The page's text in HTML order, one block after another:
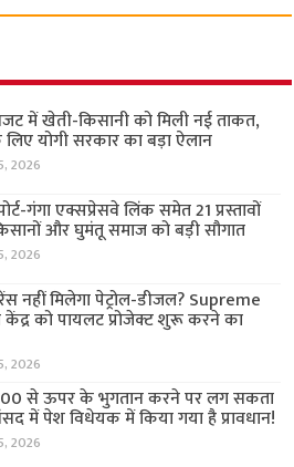
में खेती-किसानी को मिली नई ताकत,
योगी सरकार का बड़ा ऐलान
2026
गंगा एक्सप्रेसवे लिंक समेत 21 प्रस्तावों
और घुमंतू समाज को बड़ी सौगात
2026
नहीं मिलेगा पेट्रोल-डीजल? Supreme
को पायलट प्रोजेक्ट शुरू करने का
2026
से ऊपर के भुगतान करने पर लग सकता
में पेश विधेयक में किया गया है प्रावधान!
2026